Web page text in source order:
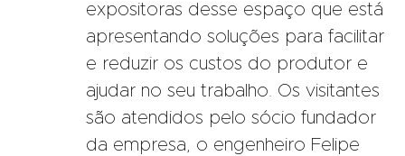
expositoras desse espaço que está
apresentando soluções para facilitar
e reduzir os custos do produtor e
ajudar no seu trabalho. Os visitantes
são atendidos pelo sócio fundador
da empresa, o engenheiro Felipe